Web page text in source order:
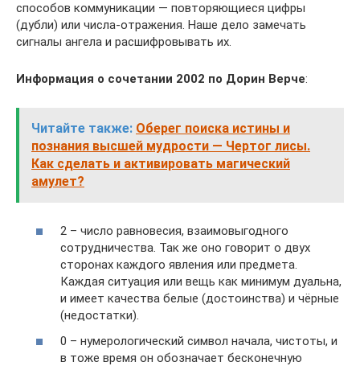
способов коммуникации — повторяющиеся цифры
(дубли) или числа-отражения. Наше дело замечать
сигналы ангела и расшифровывать их.
Информация о сочетании 2002 по Дорин Верче:
Читайте также: Оберег поиска истины и
познания высшей мудрости — Чертог лисы.
Как сделать и активировать магический
амулет?
2 – число равновесия, взаимовыгодного
сотрудничества. Так же оно говорит о двух
сторонах каждого явления или предмета.
Каждая ситуация или вещь как минимум дуальна,
и имеет качества белые (достоинства) и чёрные
(недостатки).
0 – нумерологический символ начала, чистоты, и
в тоже время он обозначает бесконечную